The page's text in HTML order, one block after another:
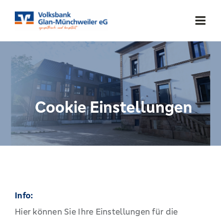
content
FAQ
Versand & Zahlung
Widerruf & Retoure
Cookie Einstellungen
Info:
Hier können Sie Ihre Einstellungen für die